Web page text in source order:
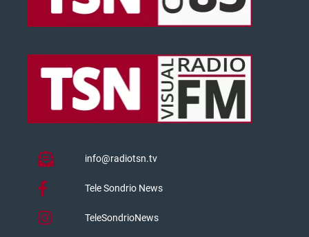
info@radiotsn.tv
Tele Sondrio News
TeleSondrioNews